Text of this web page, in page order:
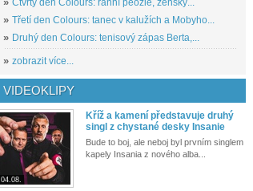
» Čtvrtý den Colours: ranní peozie, ženský...
» Třetí den Colours: tanec v kalužích a Mobyho...
» Druhý den Colours: tenisový zápas Berta,...
» zobrazit více...
VIDEOKLIPY
04.08.
Kříž a kamení představuje druhý
singl z chystané desky Insanie
Bude to boj, ale neboj byl prvním singlem
kapely Insania z nového alba...